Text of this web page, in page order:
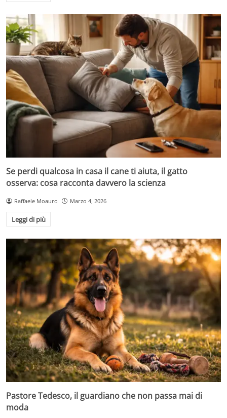
Se perdi qualcosa in casa il cane ti aiuta, il gatto
osserva: cosa racconta davvero la scienza
Raffaele Moauro Marzo 4, 2026
Leggi di più
Pastore Tedesco, il guardiano che non passa mai di
moda